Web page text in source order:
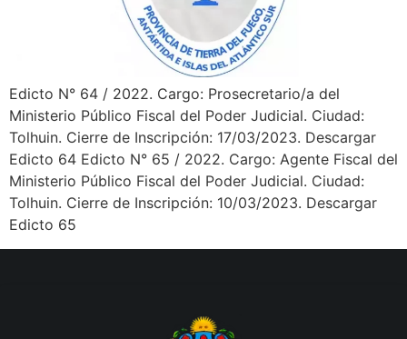
Edicto N° 64 / 2022. Cargo: Prosecretario/a del
Ministerio Público Fiscal del Poder Judicial. Ciudad:
Tolhuin. Cierre de Inscripción: 17/03/2023. Descargar
Edicto 64 Edicto N° 65 / 2022. Cargo: Agente Fiscal del
Ministerio Público Fiscal del Poder Judicial. Ciudad:
Tolhuin. Cierre de Inscripción: 10/03/2023. Descargar
Edicto 65